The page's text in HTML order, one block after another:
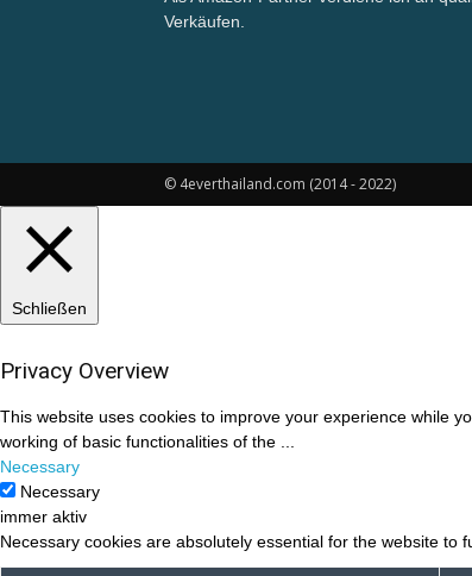
Verkäufen.
© 4everthailand.com (2014 - 2022)
Schließen
Privacy Overview
This website uses cookies to improve your experience while
working of basic functionalities of the
Necessary
Necessary
immer aktiv
Necessary cookies are absolutely essential for the website to